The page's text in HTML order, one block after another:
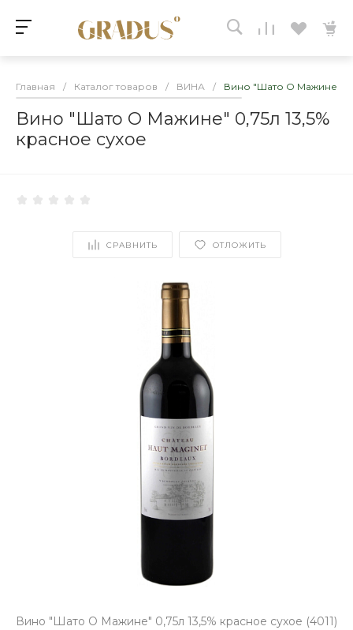
Главная / Каталог товаров / ВИНА / Вино "Шато О Мажине"
Вино "Шато О Мажине" 0,75л 13,5%
красное сухое
СРАВНИТЬ ОТЛОЖИТЬ
Вино "Шато О Мажине" 0,75л 13,5% красное сухое (4011)